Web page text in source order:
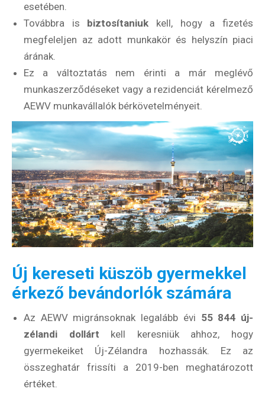
esetében.
Továbbra is biztosítaniuk kell, hogy a fizetés
megfeleljen az adott munkakör és helyszín piaci
árának.
Ez a változtatás nem érinti a már meglévő
munkaszerződéseket vagy a rezidenciát kérelmező
AEWV munkavállalók bérkövetelményeit.
Új kereseti küszöb gyermekkel
érkező bevándorlók számára
Az AEWV migránsoknak legalább évi 55 844 új-
zélandi dollárt kell keresniük ahhoz, hogy
gyermekeiket Új-Zélandra hozhassák. Ez az
összeghatár frissíti a 2019-ben meghatározott
értéket.